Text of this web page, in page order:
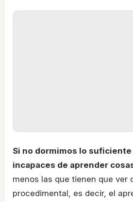
Si no dormimos lo
incapaces de aprender
menos las que tienen que ver
procedimental, es decir, el